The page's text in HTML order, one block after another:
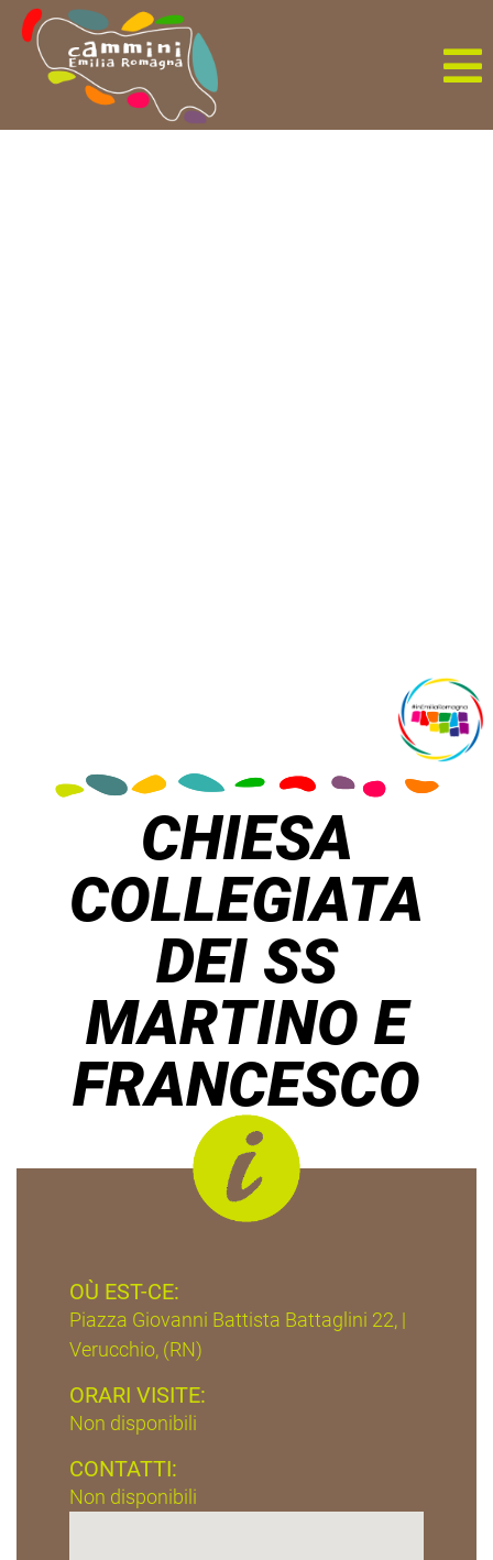
CHIESA
COLLEGIATA
DEI SS
MARTINO E
FRANCESCO
OÙ EST-CE:
Piazza Giovanni Battista Battaglini 22, |
Verucchio, (RN)
ORARI VISITE:
Non disponibili
CONTATTI:
Non disponibili